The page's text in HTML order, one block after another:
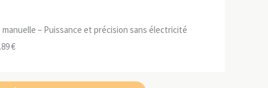
manuelle – Puissance et précision sans électricité
€Le
actuel